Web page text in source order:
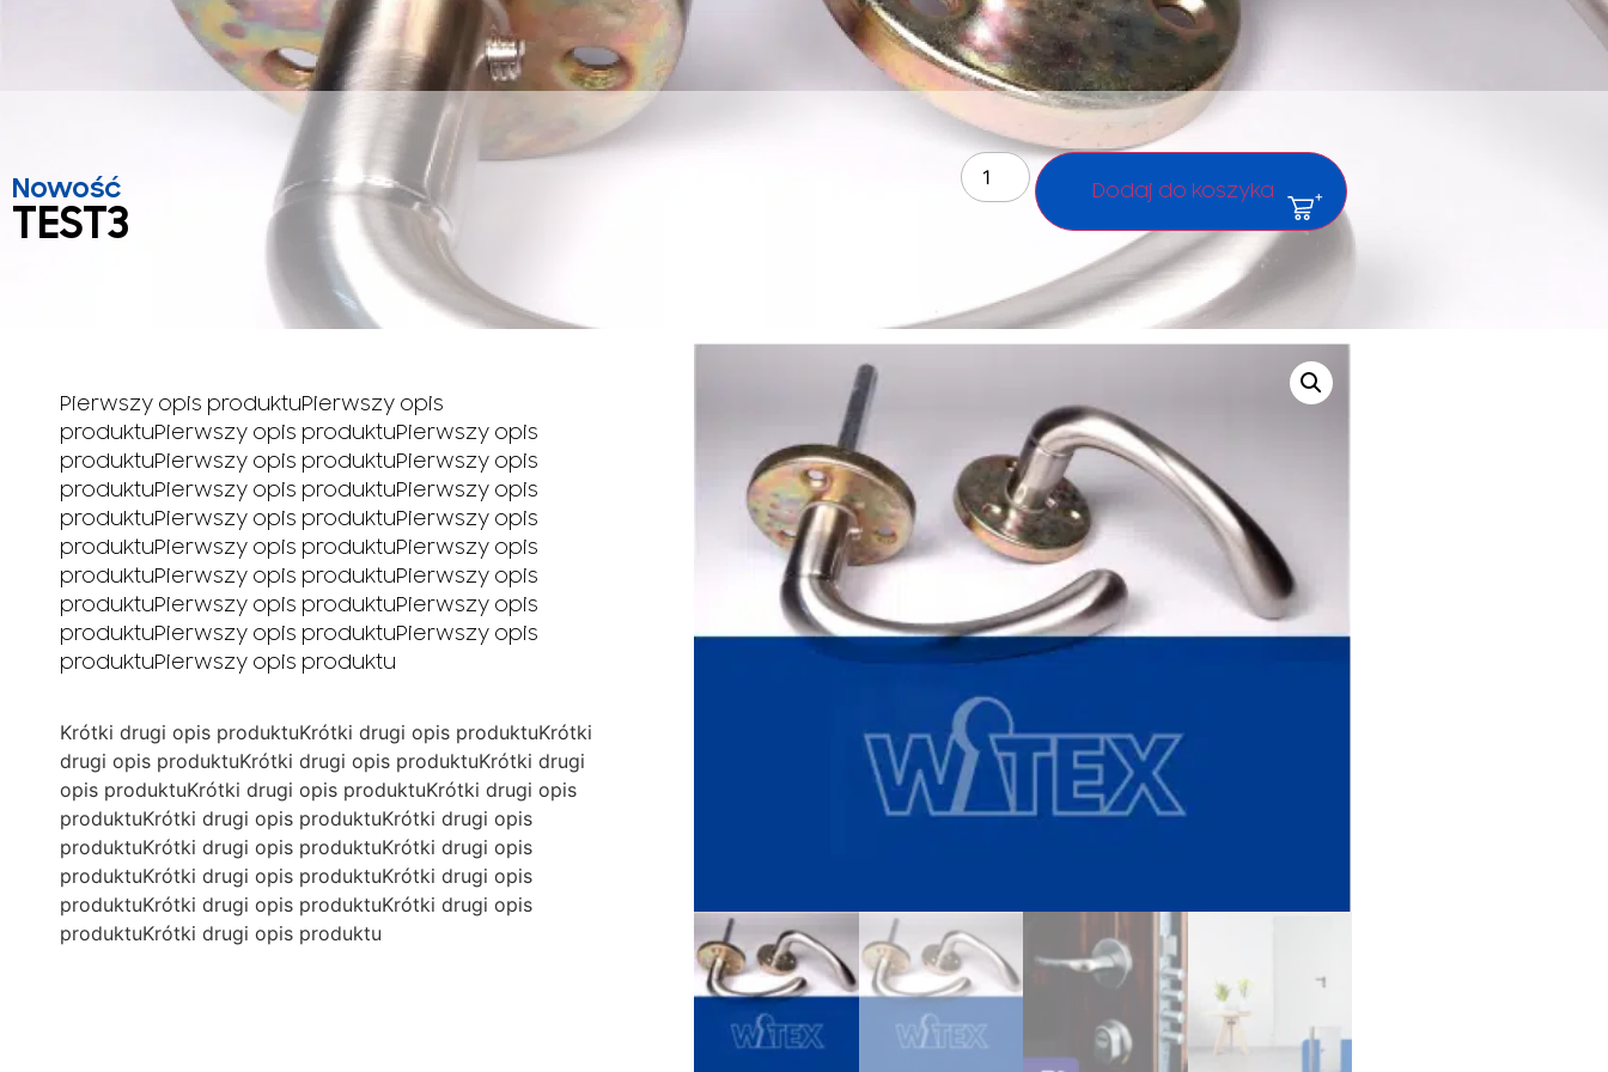
Nowość
TEST3
Dodaj do koszyka
Pierwszy opis produktuPierwszy opis
produktuPierwszy opis produktuPierwszy opis
produktuPierwszy opis produktuPierwszy opis
produktuPierwszy opis produktuPierwszy opis
produktuPierwszy opis produktuPierwszy opis
produktuPierwszy opis produktuPierwszy opis
produktuPierwszy opis produktuPierwszy opis
produktuPierwszy opis produktuPierwszy opis
produktuPierwszy opis produktuPierwszy opis
produktuPierwszy opis produktu
Krótki drugi opis produktuKrótki drugi opis produktuKrótki
drugi opis produktuKrótki drugi opis produktuKrótki drugi
opis produktuKrótki drugi opis produktuKrótki drugi opis
produktuKrótki drugi opis produktuKrótki drugi opis
produktuKrótki drugi opis produktuKrótki drugi opis
produktuKrótki drugi opis produktuKrótki drugi opis
produktuKrótki drugi opis produktuKrótki drugi opis
produktuKrótki drugi opis produktu